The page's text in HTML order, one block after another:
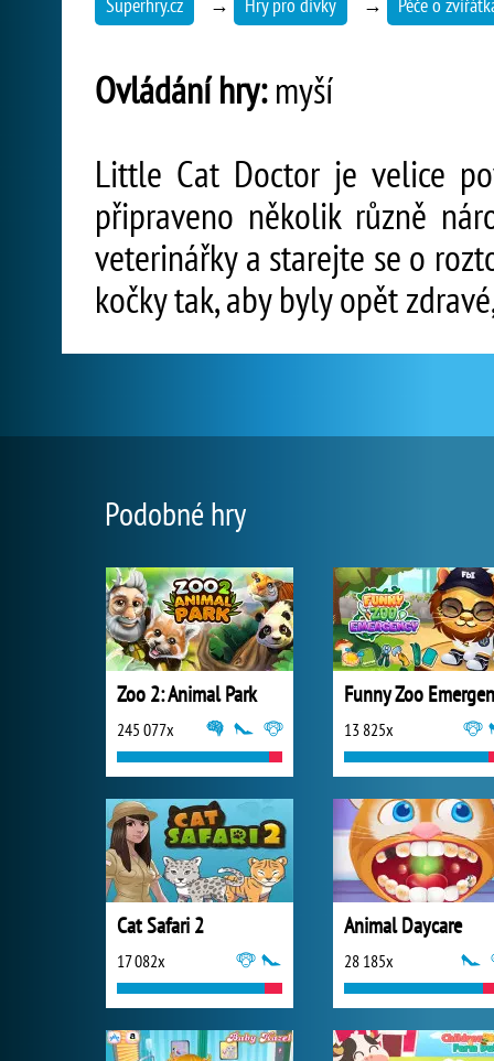
Ovládání hry:myší
Little Cat Doctor je velice
připraveno několik různě
veterinářky a starejte se o
kočky tak, aby byly opět
Podobné hry
Zoo 2: Animal Park
245 077x 13 825x
Cat Safari 2
17 082x
Animal Daycare
28 185x